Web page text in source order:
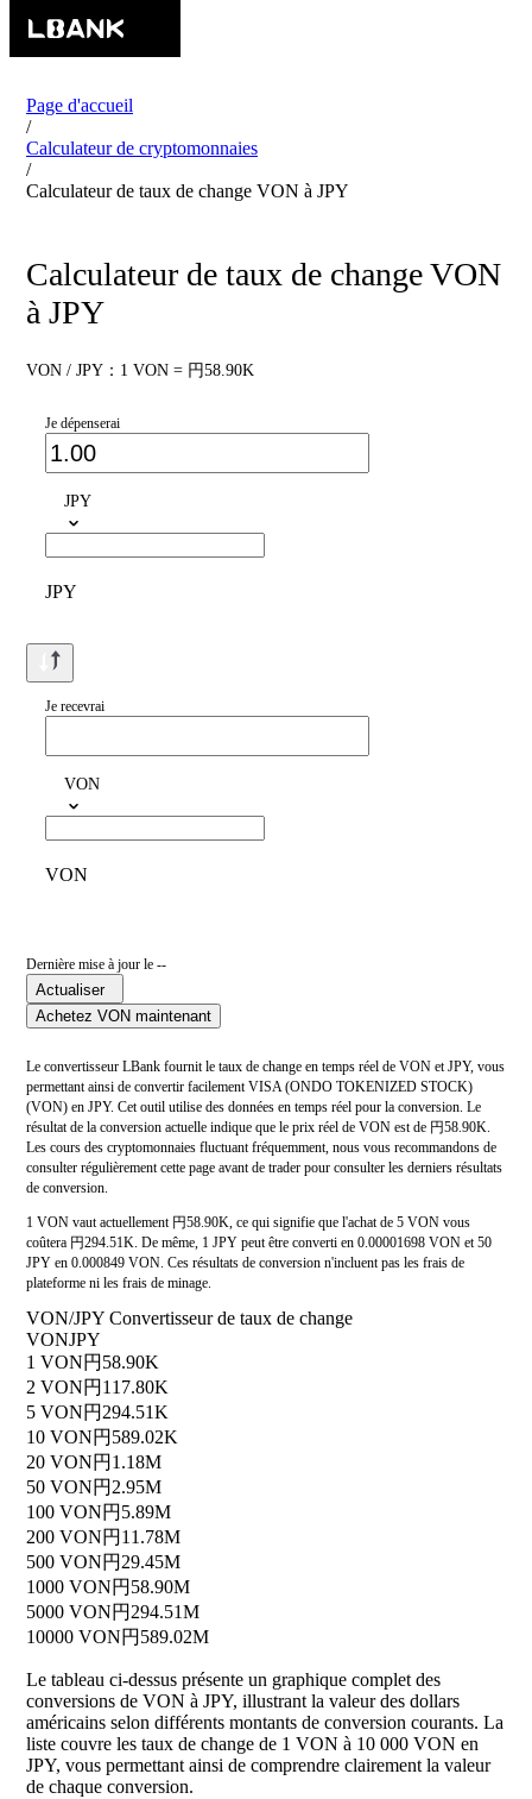
Page d'accueil
/
Calculateur de cryptomonnaies
/
Calculateur de taux de change VON à JPY
Calculateur de taux de change VON
à JPY
VON / JPY：1 VON = 円58.90K
Je dépenserai
JPY
JPY
Je recevrai
VON
VON
Dernière mise à jour le --
Actualiser
Achetez VON maintenant
Le convertisseur LBank fournit le taux de change en temps réel de VON et JPY, vous
permettant ainsi de convertir facilement VISA (ONDO TOKENIZED STOCK)
(VON) en JPY. Cet outil utilise des données en temps réel pour la conversion. Le
résultat de la conversion actuelle indique que le prix réel de VON est de 円58.90K.
Les cours des cryptomonnaies fluctuant fréquemment, nous vous recommandons de
consulter régulièrement cette page avant de trader pour consulter les derniers résultats
de conversion.
1 VON vaut actuellement 円58.90K, ce qui signifie que l'achat de 5 VON vous
coûtera 円294.51K. De même, 1 JPY peut être converti en 0.00001698 VON et 50
JPY en 0.000849 VON. Ces résultats de conversion n'incluent pas les frais de
plateforme ni les frais de minage.
VON/JPY Convertisseur de taux de change
VONJPY
1 VON円58.90K
2 VON円117.80K
5 VON円294.51K
10 VON円589.02K
20 VON円1.18M
50 VON円2.95M
100 VON円5.89M
200 VON円11.78M
500 VON円29.45M
1000 VON円58.90M
5000 VON円294.51M
10000 VON円589.02M
Le tableau ci-dessus présente un graphique complet des
conversions de VON à JPY, illustrant la valeur des dollars
américains selon différents montants de conversion courants. La
liste couvre les taux de change de 1 VON à 10 000 VON en
JPY, vous permettant ainsi de comprendre clairement la valeur
de chaque conversion.